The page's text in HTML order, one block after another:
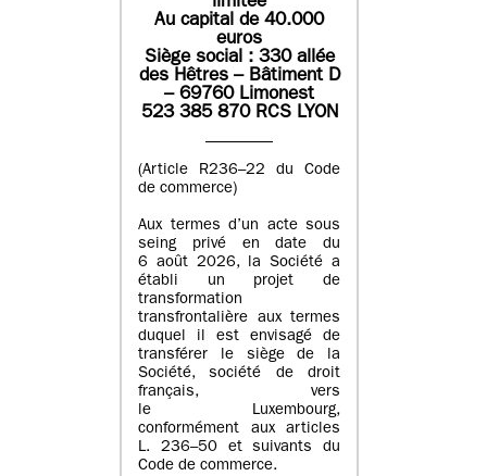
Au capital de 40.000
euros
Siège social : 330 allée
des Hêtres – Bâtiment D
– 69760 Limonest
523 385 870 RCS LYON
(Article R236–22 du Code
de commerce)
Aux termes d’un acte sous
seing privé en date du
6 août 2026, la Société a
établi un projet de
transformation
transfrontalière aux termes
duquel il est envisagé de
transférer le siège de la
Société, société de droit
français, vers
le Luxembourg,
conformément aux articles
L. 236–50 et suivants du
Code de commerce.